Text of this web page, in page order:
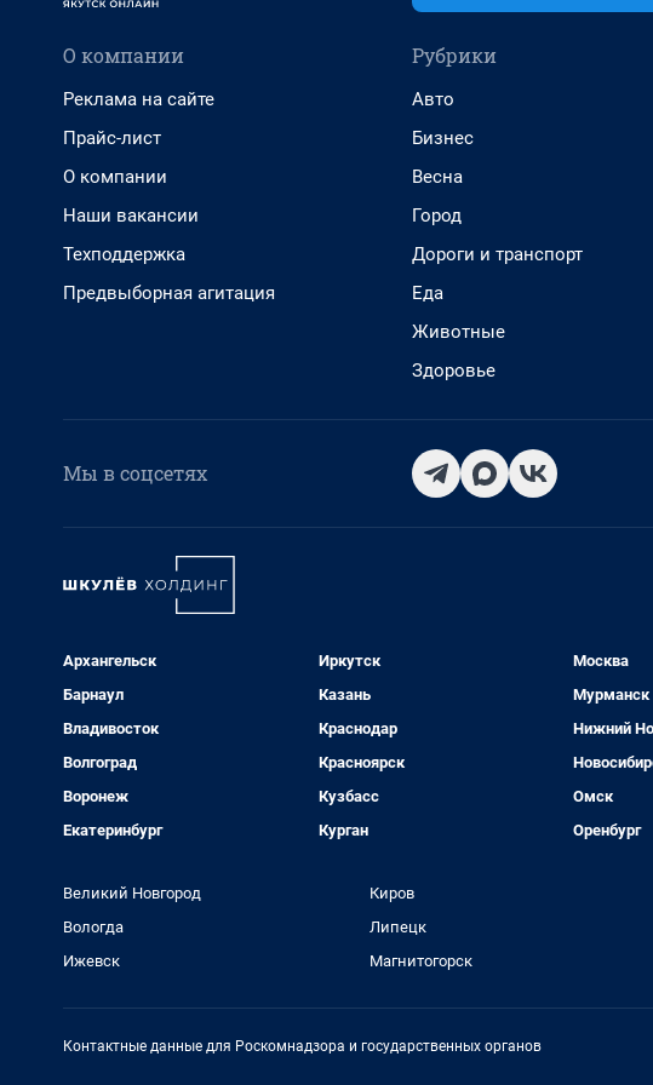
О компании
Реклама на сайте
Прайс-лист
О компании
Наши вакансии
Техподдержка
Предвыборная агитация
Рубрики
Авто
Бизнес
Весна
Город
Дороги и транспорт
Еда
Животные
Здоровье
Мы в соцсетях
Архангельск
Барнаул
Владивосток
Волгоград
Воронеж
Екатеринбург
Иркутск
Казань
Краснодар
Красноярск
Кузбасс
Курган
Москва
Мурманск
Нижний
Омск
Оренбург
Великий Новгород
Вологда
Ижевск
Киров
Липецк
Магнитогорск
Контактные данные для Роскомнадзора и государственных органов